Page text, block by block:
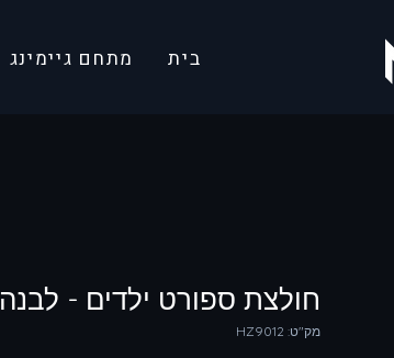
בית מתחם גיימינג
חולצת ספורט ילדים - לבנה
מק"ט: HZ9012